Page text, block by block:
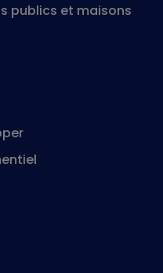
publics et maisons